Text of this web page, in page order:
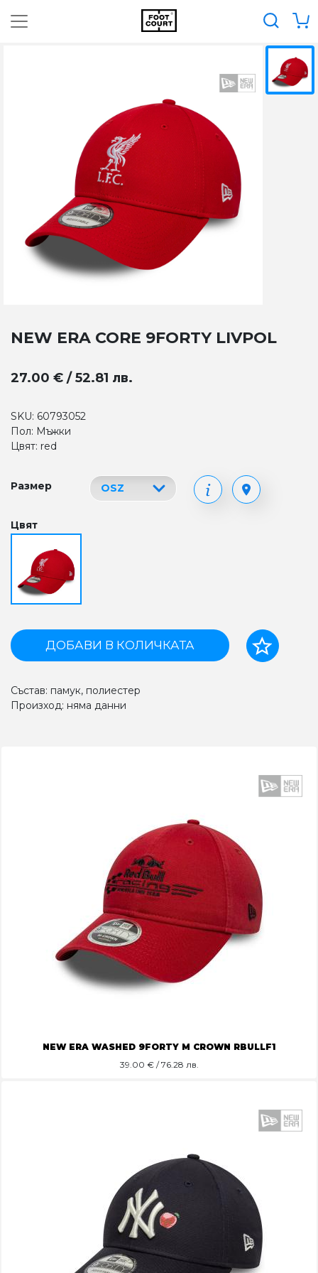
NEW ERA CORE 9FORTY LIVPOL
27.00 € / 52.81 лв.
SKU: 60793052
Пол: Мъжки
Цвят: red
Размер
Цвят
ДОБАВИ В КОЛИЧКАТА
Състав: памук, полиестер
Произход: няма данни
NEW ERA WASHED 9FORTY M CROWN RBULLF1
39.00 € / 76.28 лв.